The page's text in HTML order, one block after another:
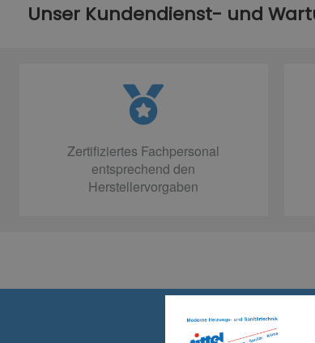
Unser Kundendienst- und
Zertifiziertes Fachpersonal
entsprechend den
Herstellervorgaben